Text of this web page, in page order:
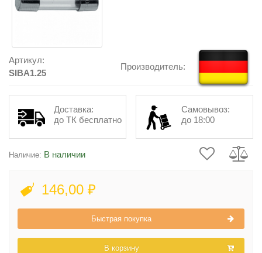
Артикул:
SIBA1.25
Производитель:
Доставка:
до ТК бесплатно
Самовывоз:
до 18:00
Наличие: В наличии
146,00 ₽
Быстрая покупка
В корзину